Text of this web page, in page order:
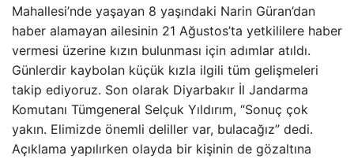
Mahallesi’nde yaşayan 8 yaşındaki Narin Güran’dan
haber alamayan ailesinin 21 Ağustos’ta yetkililere haber
vermesi üzerine kızın bulunması için adımlar atıldı.
Günlerdir kaybolan küçük kızla ilgili tüm gelişmeleri
takip ediyoruz. Son olarak Diyarbakır İl Jandarma
Komutanı Tümgeneral Selçuk Yıldırım, “Sonuç çok
yakın. Elimizde önemli deliller var, bulacağız” dedi.
Açıklama yapılırken olayda bir kişinin de gözaltına